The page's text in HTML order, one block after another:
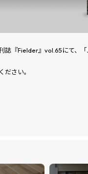
誌『Fielder』vol.65にて、
ださい。